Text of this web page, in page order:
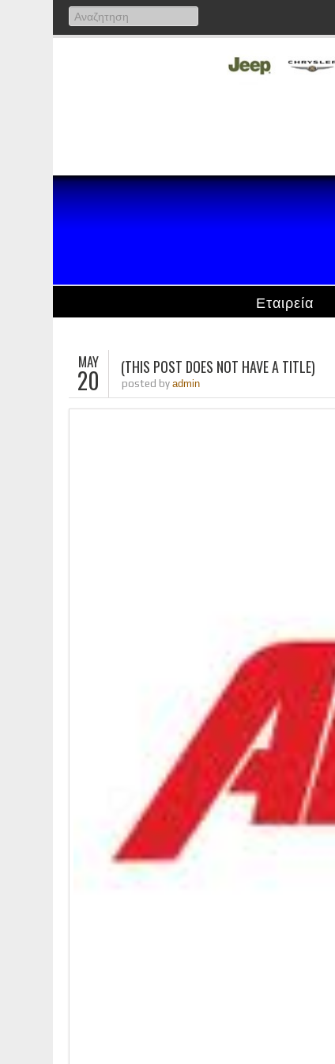
Εταιρεία
MAY
20 (THIS POST DOES NOT HAVE A TITLE)
posted by admin